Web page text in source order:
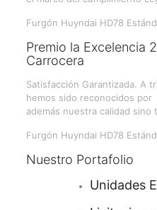
Furgón Huyndai HD78
Premio la Excelencia
Carrocera
Satisfacción Garantizada. A
hemos sido reconocidos por
además nuestra calidad sino
Furgón Huyndai HD78
Nuestro Portafolio
Unidades